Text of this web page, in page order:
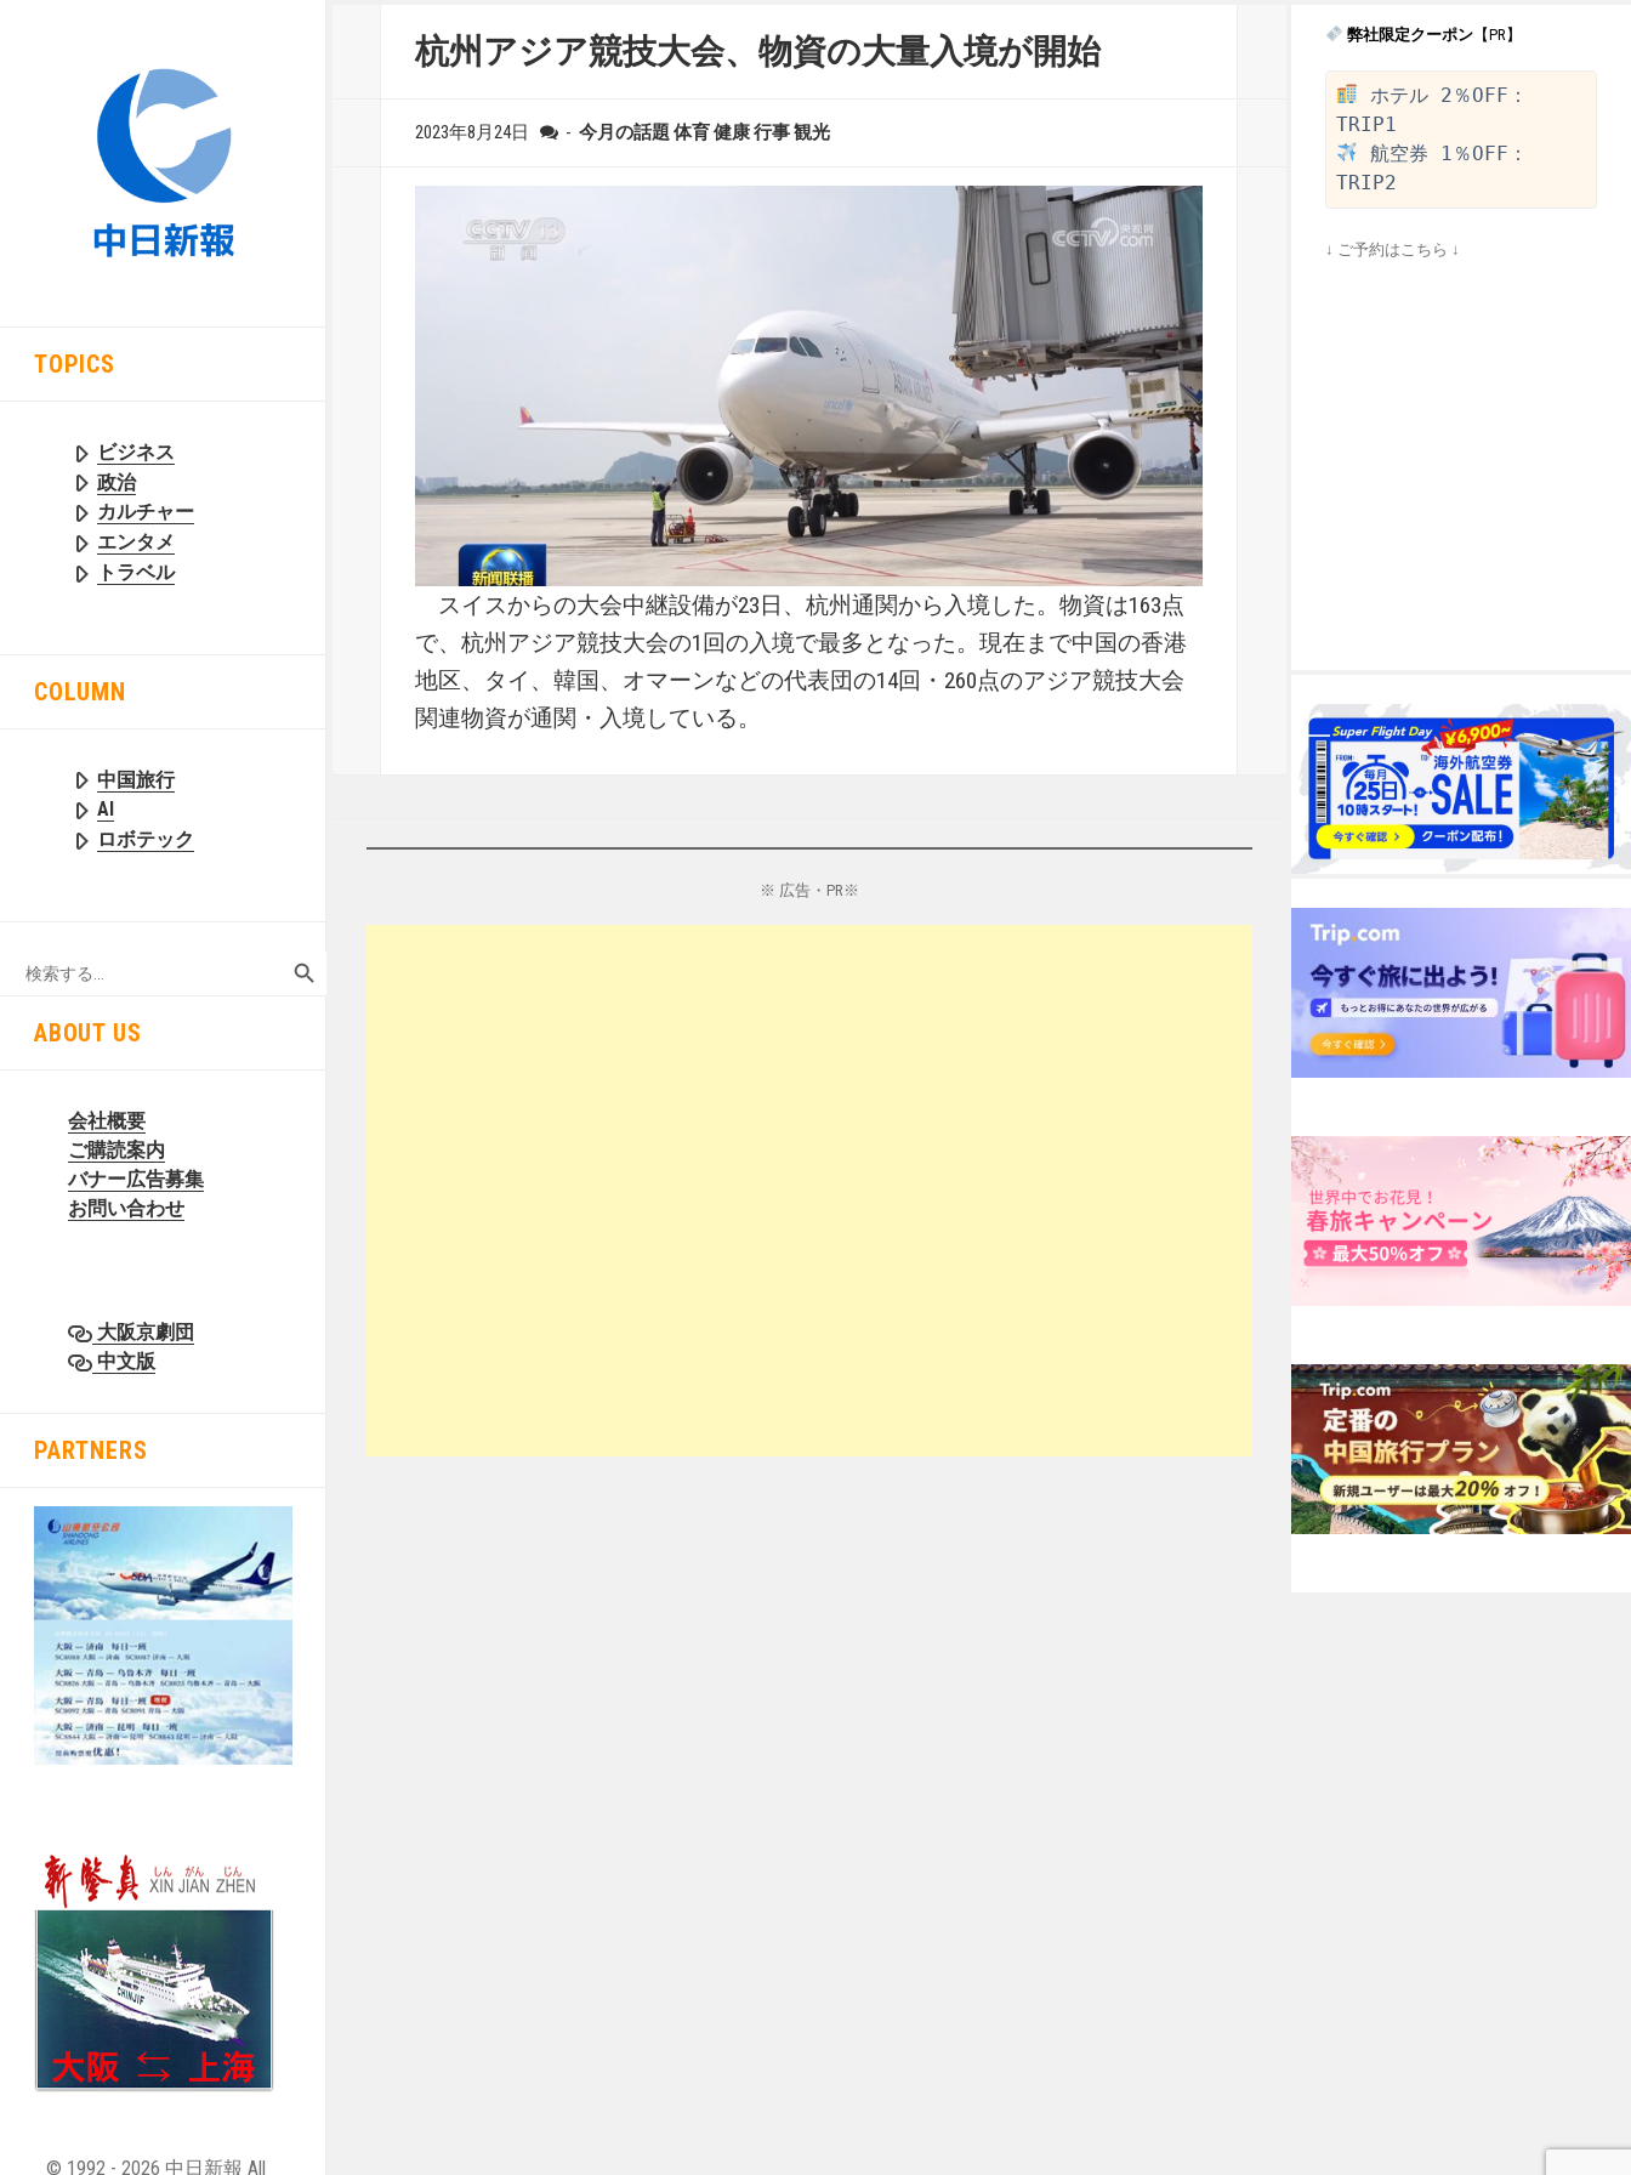
TOPICS
ビジネス
政治
カルチャー
エンタメ
トラベル
COLUMN
中国旅行
AI
ロボテック
Search
ABOUT US
会社概要
ご購読案内
バナー広告募集
お問い合わせ
大阪京劇団
中文版
PARTNERS
© 1992 - 2026 中日新報 All
杭州アジア競技大会、物資の大量入境が開始
2023年8月24日 - 今月の話題 体育健康行事観光
スイスからの大会中継設備が23日、杭州通関から入境した。物資は163点
で、杭州アジア競技大会の1回の入境で最多となった。現在まで中国の香港
地区、タイ、韓国、オマーンなどの代表団の14回・260点のアジア競技大会
関連物資が通関・入境している。
※ 広告・PR※
弊社限定クーポン【PR】
ホテル 2％OFF：
航空券 1％OFF：
↓ ご予約はこちら ↓